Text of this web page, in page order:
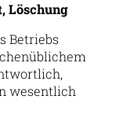
Löschung
Betriebs
wesentlich